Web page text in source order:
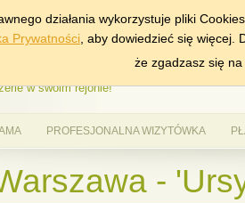
ZNAJDŹ
–
w swoim rejonie!
PROFESJONALNA WIZYTÓWKA
-
działania wykorzystuje pliki
Prywatności , aby dowiedzieć się
że zgadzasz się